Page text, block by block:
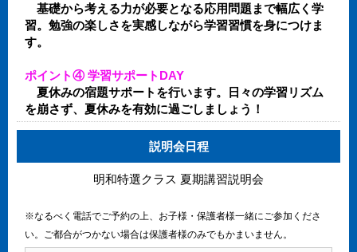
基礎から考える力が必要となる応用問題まで幅広く学
習。勉強の楽しさを実感しながら学習習慣を身につけま
す。
ポイント④ 学習サポートDAY
夏休みの宿題サポートを行います。日々の学習リズム
を崩さず、夏休みを有効に過ごしましょう！
説明会日程
明和特選クラス 夏期講習説明会
※なるべく電話でご予約の上、お子様・保護者様一緒にご参加くださ
い。ご都合がつかない場合は保護者様のみでもかまいません。